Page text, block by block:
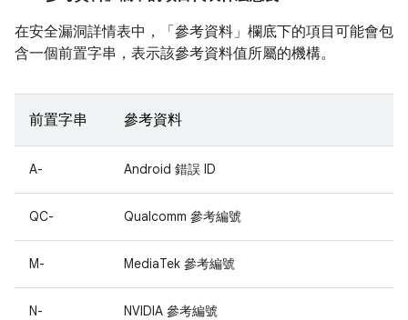
在安全漏洞詳情表中，「參考資料」 欄底下的項目可能會包
含一個前置字串，表示該參考資料值所屬的機構。
前置字串 參考資料
A- Android 錯誤 ID
QC- Qualcomm 參考編號
M- MediaTek 參考編號
N- NVIDIA 參考編號